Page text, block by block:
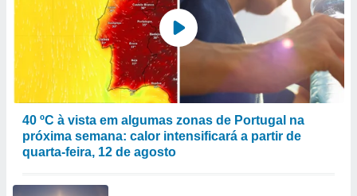
40 ºC à vista em algumas zonas de Portugal na
próxima semana: calor intensificará a partir de
quarta-feira, 12 de agosto